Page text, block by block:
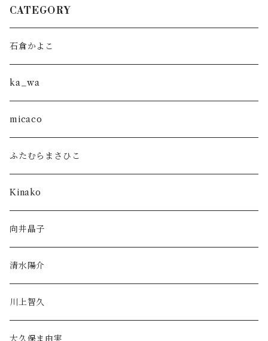
CATEGORY
石倉かよこ
ka_wa
micaco
ふたむらまさひこ
Kinako
向井晶子
清水陽介
川上智久
大久保ま由実